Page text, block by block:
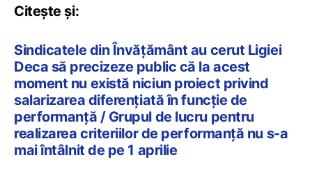
Citește și:
Sindicatele din Învățământ au cerut Ligiei
Deca să precizeze public că la acest
moment nu există niciun proiect privind
salarizarea diferențiată în funcție de
performanță / Grupul de lucru pentru
realizarea criteriilor de performanță nu s-a
mai întâlnit de pe 1 aprilie